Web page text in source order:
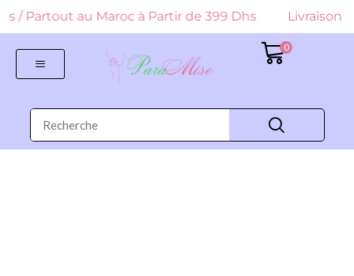
/ Partout au Maroc à Partir de 399 Dhs Livraison
0